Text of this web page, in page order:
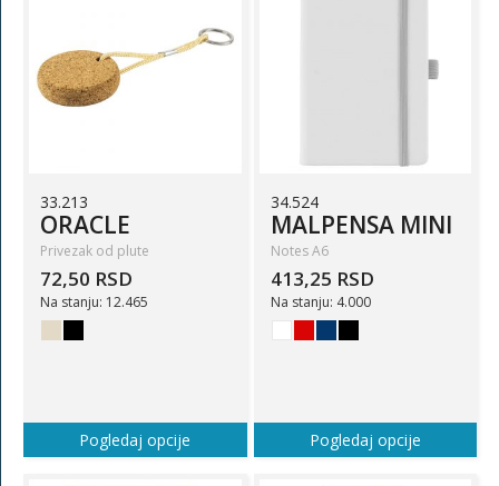
33.213
ORACLE
Privezak od plute
72,50 RSD
Na stanju: 12.465
Pogledaj opcije
34.524
MALPENSA MINI
Notes A6
413,25 RSD
Na stanju: 4.000
Pogledaj opcije